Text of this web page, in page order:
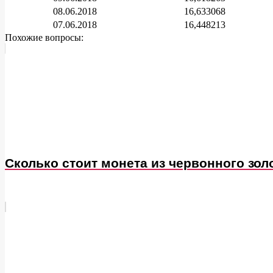
08.06.2018
16,633068
07.06.2018
16,448213
Похожие вопросы:
Сколько стоит монета из червонного